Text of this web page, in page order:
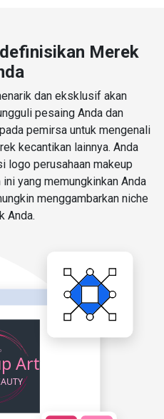
Merek
dan eksklusif akan
pesaing Anda dan
pemirsa untuk mengenali
kecantikan lainnya. Anda
logo perusahaan makeup
yang memungkinkan Anda
menggambarkan niche
Anda.